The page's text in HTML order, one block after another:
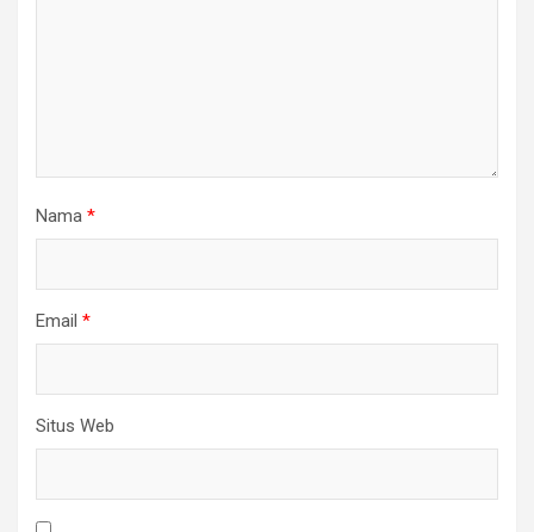
Nama *
Email *
Situs Web